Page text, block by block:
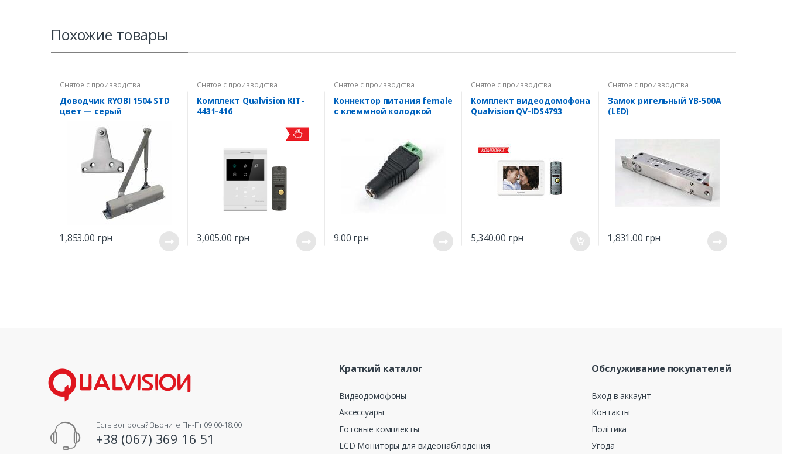
Похожие товары
Снятое с производства
Доводчик RYOBI 1504 STD
цвет — серый
1,853.00 грн
Снятое с производства
Комплект Qualvision KIT-
4431-416
3,005.00 грн
Снятое с производства
Коннектор питания female
с клеммной колодкой
9.00 грн
Снятое с производства
Комплект видеодомофона
Qualvision QV-IDS4793
5,340.00 грн
Снятое с производства
Замок ригельный YB-500A
(LED)
1,831.00 грн
Есть вопросы? Звоните Пн-Пт 09:00-18:00
+38 (067) 369 16 51
Краткий каталог
Видеодомофоны
Аксессуары
Готовые комплекты
LCD Мониторы для видеонаблюдения
Обслуживание покупателей
Вход в аккаунт
Контакты
Політика
Угода